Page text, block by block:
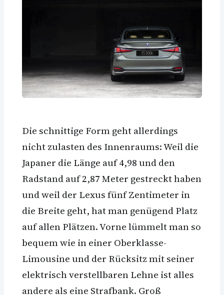
Die schnittige Form geht allerdings
nicht zulasten des Innenraums: Weil die
Japaner die Länge auf 4,98 und den
Radstand auf 2,87 Meter gestreckt haben
und weil der Lexus fünf Zentimeter in
die Breite geht, hat man genügend Platz
auf allen Plätzen. Vorne lümmelt man so
bequem wie in einer Oberklasse-
Limousine und der Rücksitz mit seiner
elektrisch verstellbaren Lehne ist alles
andere als eine Strafbank. Groß